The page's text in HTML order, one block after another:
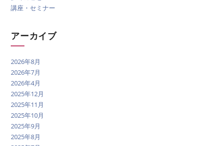
講座・セミナー
アーカイブ
2026年8月
2026年7月
2026年4月
2025年12月
2025年11月
2025年10月
2025年9月
2025年8月